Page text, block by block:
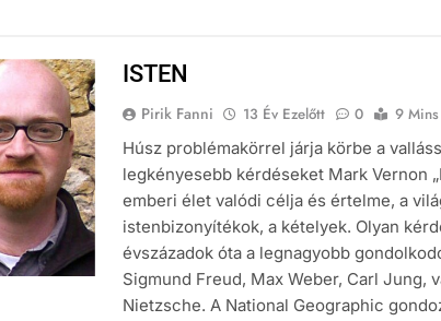
ISTEN
Pirik Fanni 13 Év Ezelőtt 0
9 Mins
Húsz problémakörrel járja körbe a
legkényesebb kérdéseket Mark Vernon
emberi élet valódi célja és értelme, a
istenbizonyítékok, a kételyek. Olyan
évszázadok óta a legnagyobb
Sigmund Freud, Max Weber, Carl Jung,
Nietzsche. A National Geographic